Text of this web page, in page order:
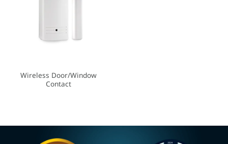
Wireless Door/Window
Contact